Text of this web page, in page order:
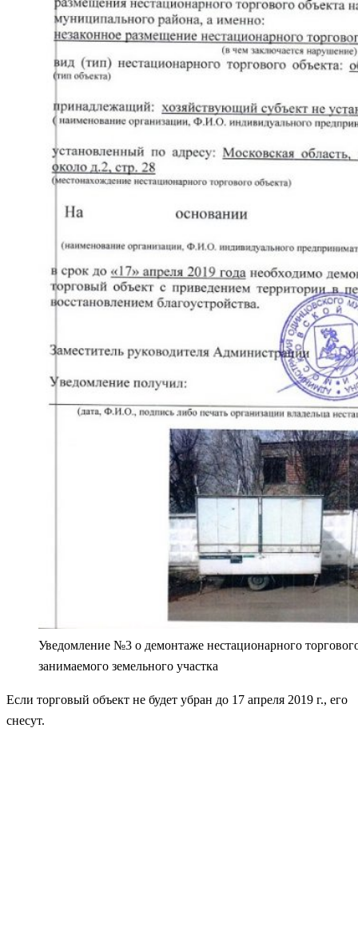
Уведомление №3 о демонтаже нестационарного
занимаемого земельного участка
Если торговый объект не будет убран до 17 апреля 2019 г., его
снесут.